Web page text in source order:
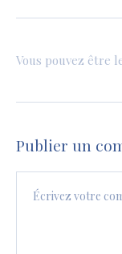
Vous pouvez être
Publier un